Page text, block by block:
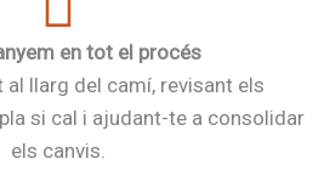
en tot el procés
al llarg del camí, revisant els
si cal i ajudant-te a consolidar
els canvis.